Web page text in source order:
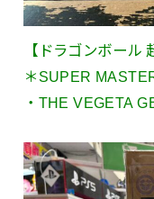
【ドラゴンボール
＊SUPER
・THE VEGETA